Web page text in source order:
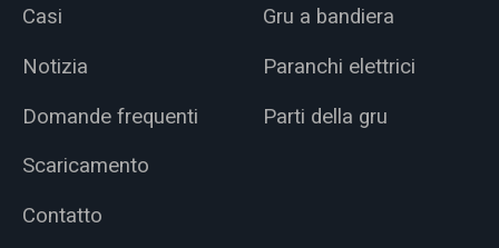
Casi
Notizia
Domande frequenti
Scaricamento
Contatto
Gru a bandiera
Paranchi elettrici
Parti della gru